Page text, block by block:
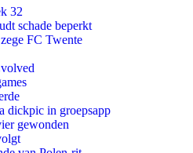
32
schade beperkt
FC Twente
dickpic in groepsapp
gewonden